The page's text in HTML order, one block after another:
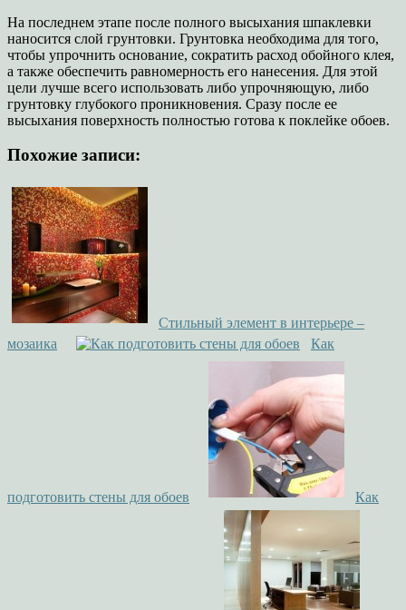
На последнем этапе после полного высыхания шпаклевки
наносится слой грунтовки. Грунтовка необходима для того,
чтобы упрочнить основание, сократить расход обойного клея,
а также обеспечить равномерность его нанесения. Для этой
цели лучше всего использовать либо упрочняющую, либо
грунтовку глубокого проникновения. Сразу после ее
высыхания поверхность полностью готова к поклейке обоев.
Похожие записи:
Стильный элемент в интерьере –
мозаика
Как
подготовить стены для обоев Как